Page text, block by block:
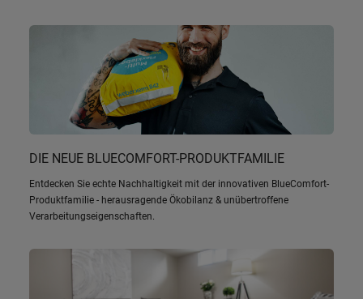
DIE NEUE BLUECOMFORT-PRODUKTFAMILIE
Entdecken Sie echte Nachhaltigkeit mit der innovativen BlueComfort-
Produktfamilie - herausragende Ökobilanz & unübertroffene
Verarbeitungseigenschaften.